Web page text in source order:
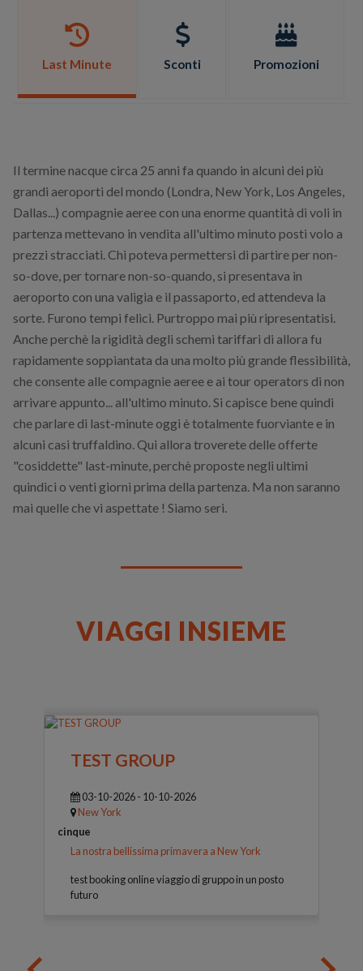
Last Minute Sconti Promozioni
Il termine nacque circa 25 anni fa quando in alcuni dei più
grandi aeroporti del mondo (Londra, New York, Los Angeles,
Dallas...) compagnie aeree con una enorme quantità di voli in
partenza mettevano in vendita all'ultimo minuto posti volo a
prezzi stracciati. Chi poteva permettersi di partire per non-
so-dove, per tornare non-so-quando, si presentava in
aeroporto con una valigia e il passaporto, ed attendeva la
sorte. Furono tempi felici. Purtroppo mai più ripresentatisi.
Anche perchè la rigidità degli schemi tariffari di allora fu
rapidamente soppiantata da una molto più grande flessibilità,
che consente alle compagnie aeree e ai tour operators di non
arrivare appunto... all'ultimo minuto. Si capisce bene quindi
che parlare di last-minute oggi è totalmente fuorviante e in
alcuni casi truffaldino. Qui allora troverete delle offerte
"cosiddette" last-minute, perchè proposte negli ultimi
quindici o venti giorni prima della partenza. Ma non saranno
mai quelle che vi aspettate ! Siamo seri.
VIAGGI INSIEME
TEST GROUP
03-10-2026 - 10-10-2026
New York
cinque
La nostra bellissima primavera a New York
test booking online viaggio di gruppo in un posto
futuro